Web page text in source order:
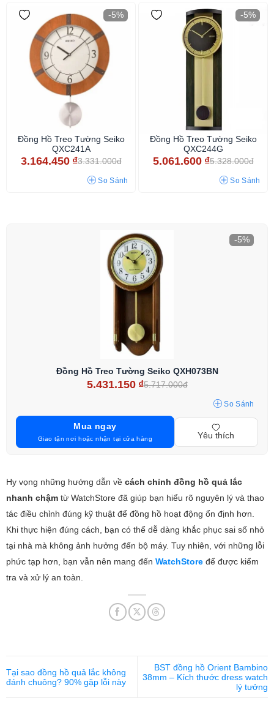
-5%
Đồng Hồ Treo Tường Seiko
QXC241A
3.164.450 ₫3.331.000đ
So Sánh
-5%
Đồng Hồ Treo Tường Seiko
QXC244G
5.061.600 ₫5.328.000đ
So Sánh
-5%
Đồng Hồ Treo Tường Seiko QXH073BN
5.431.150 ₫5.717.000đ
So Sánh
Mua ngay
Giao tận nơi hoặc nhận tại cửa hàng Yêu thích
Hy vọng những hướng dẫn về cách chỉnh đồng hồ quả lắc
nhanh chậm từ WatchStore đã giúp bạn hiểu rõ nguyên lý và thao
tác điều chỉnh đúng kỹ thuật để đồng hồ hoạt động ổn định hơn.
Khi thực hiện đúng cách, bạn có thể dễ dàng khắc phục sai số nhỏ
tại nhà mà không ảnh hưởng đến bộ máy. Tuy nhiên, với những lỗi
phức tạp hơn, bạn vẫn nên mang đến WatchStore để được kiểm
tra và xử lý an toàn.
Tại sao đồng hồ quả lắc không
đánh chuông? 90% gặp lỗi này
BST đồng hồ Orient Bambino
38mm – Kích thước dress watch
lý tưởng